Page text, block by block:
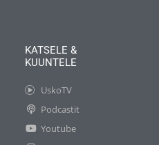
KATSELE &
KUUNTELE
UskoTV
Podcastit
Youtube